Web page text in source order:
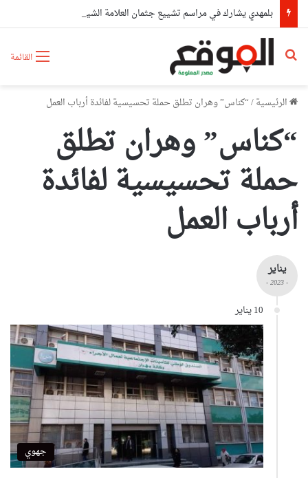
القائمة بحث عن
الرئيسية/“كناس” وهران تطلق حملة تحسيسية لفائدة أرباب العمل
“كناس” وهران تطلق
حملة تحسيسية لفائدة
أرباب العمل
يناير
- 2023 -
10 يناير
جهوي